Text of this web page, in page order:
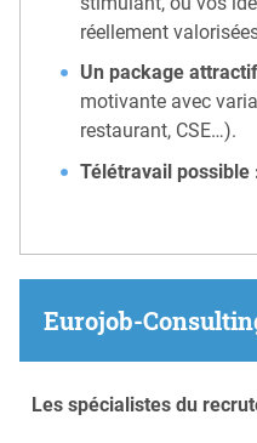
réellement
Un package
motivante avec
restaurant, CSE…).
Télétravail possible
Eurojob-
Les spécialistes du